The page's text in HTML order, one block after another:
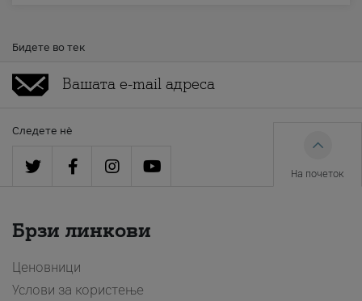
Бидете во тек
Следете нè
На почеток
Брзи линкови
Ценовници
Услови за користење